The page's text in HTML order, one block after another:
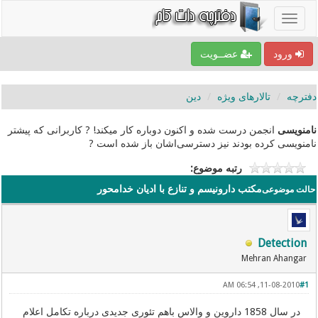
ورود عضــویت
دفترچه تالارهای ویژه دین
نامنویسی انجمن درست شده و اکنون دوباره کار میکند! ? کاربرانی که پیشتر
نامنویسی کرده بودند نیز دسترسی‌اشان باز شده است ?
رتبه موضوع:
حالت موضوعیمکتب دارونیسم و تنازع با ادیان خدامحور
Detection
Mehran Ahangar
#1
11-08-2010, 06:54 AM
در سال 1858 داروین و والاس باهم تئوری جدیدی درباره تکامل اعلام